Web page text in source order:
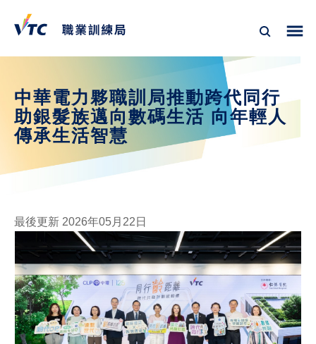
中華電力夥職訓局推動跨代同行
助銀髮族邁向數碼生活 向年輕人
傳承生活智慧
最後更新 2026年05月22日